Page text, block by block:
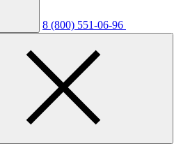
8 (800) 551-06-96